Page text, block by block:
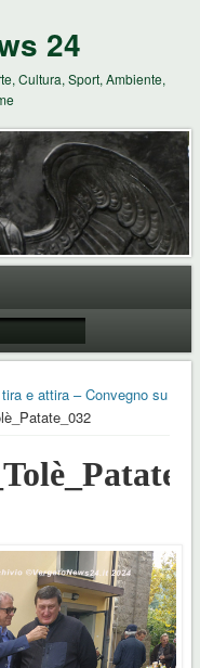
24
Cultura, Sport, Ambiente,
tira e attira – Convegno su